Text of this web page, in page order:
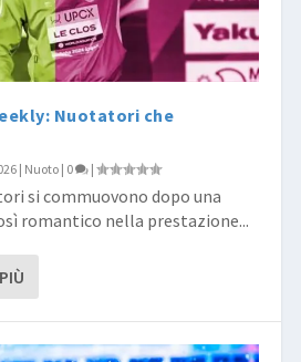
Nuotatori che
| Nuoto | 0 |
si commuovono dopo una
romantico nella prestazione...